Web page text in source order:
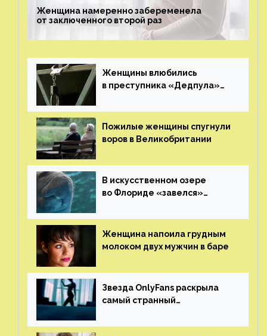
Женщина намеренно забеременела
от заключенного второй раз
Женщины влюбились
в преступника «Дедпула»
ему жизнь
Пожилые женщины спугнули
воров в Великобритании
В искусственном озере
во Флориде «завелся»
Женщина напоила грудным
молоком двух мужчин в баре
Звезда OnlyFans раскрыла
самый странный
от фаната